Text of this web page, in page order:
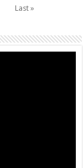
Last »